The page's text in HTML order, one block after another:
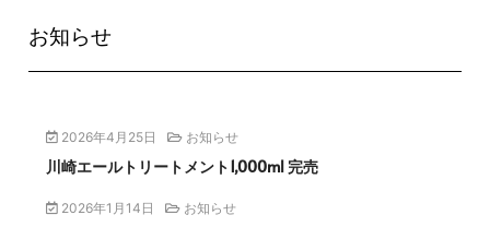
お知らせ
2026年4月25日 お知らせ
川崎エールトリートメント1,000ml 完売
2026年1月14日 お知らせ